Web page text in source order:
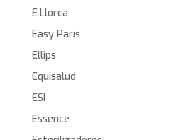
E.Llorca
Easy Paris
Ellips
Equisalud
ESI
Essence